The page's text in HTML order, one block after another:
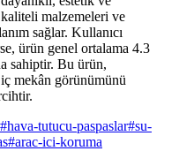
malzemeleri ve
sağlar. Kullanıcı
ürün genel ortalama 4.3
sahiptir. Bu ürün,
mekân görünümünü
#hava-tutucu-paspaslar#su-
#arac-ici-koruma